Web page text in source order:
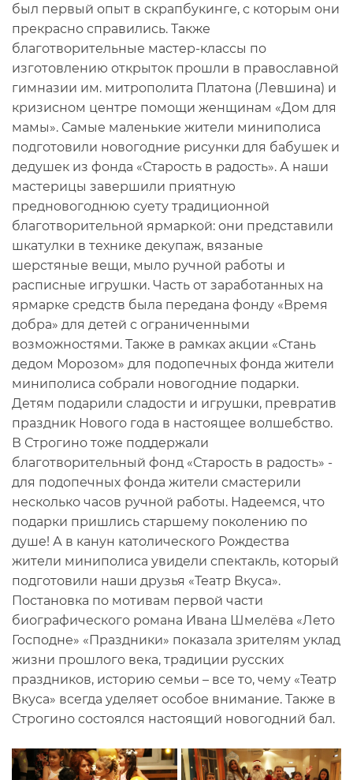
был первый опыт в скрапбукинге, с которым они
прекрасно справились. Также
благотворительные мастер-классы по
изготовлению открыток прошли в православной
гимназии им. митрополита Платона (Левшина) и
кризисном центре помощи женщинам «Дом для
мамы». Самые маленькие жители миниполиса
подготовили новогодние рисунки для бабушек и
дедушек из фонда «Старость в радость». А наши
мастерицы завершили приятную
предновогоднюю суету традиционной
благотворительной ярмаркой: они представили
шкатулки в технике декупаж, вязаные
шерстяные вещи, мыло ручной работы и
расписные игрушки. Часть от заработанных на
ярмарке средств была передана фонду «Время
добра» для детей с ограниченными
возможностями. Также в рамках акции «Стань
дедом Морозом» для подопечных фонда жители
миниполиса собрали новогодние подарки.
Детям подарили сладости и игрушки, превратив
праздник Нового года в настоящее волшебство.
В Строгино тоже поддержали
благотворительный фонд «Старость в радость» -
для подопечных фонда жители смастерили
несколько часов ручной работы. Надеемся, что
подарки пришлись старшему поколению по
душе! А в канун католического Рождества
жители миниполиса увидели спектакль, который
подготовили наши друзья «Театр Вкуса».
Постановка по мотивам первой части
биографического романа Ивана Шмелёва «Лето
Господне» «Праздники» показала зрителям уклад
жизни прошлого века, традиции русских
праздников, историю семьи – все то, чему «Театр
Вкуса» всегда уделяет особое внимание. Также в
Строгино состоялся настоящий новогодний бал.